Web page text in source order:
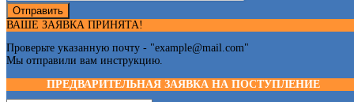
Отправить
ВАШЕ ЗАЯВКА ПРИНЯТА!
Проверьте указанную почту - "example@mail.com"
Мы отправили вам инструкцию.
ПРЕДВАРИТЕЛЬНАЯ ЗАЯВКА НА ПОСТУПЛЕНИЕ